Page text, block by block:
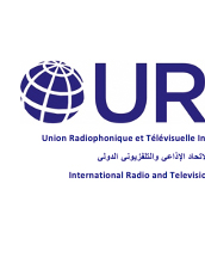
contenu
principal